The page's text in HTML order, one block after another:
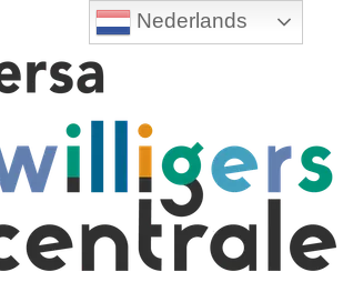
Nederlands